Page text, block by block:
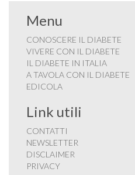
Menu
CONOSCERE IL DIABETE
VIVERE CON IL DIABETE
IL DIABETE IN ITALIA
A TAVOLA CON IL DIABETE
EDICOLA
Link utili
CONTATTI
NEWSLETTER
DISCLAIMER
PRIVACY